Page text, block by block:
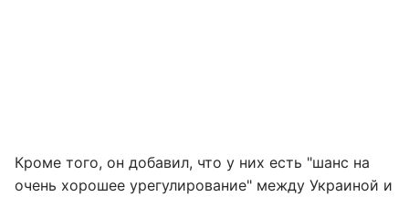
Кроме того, он добавил, что у них есть "шанс на
очень хорошее урегулирование" между Украиной и